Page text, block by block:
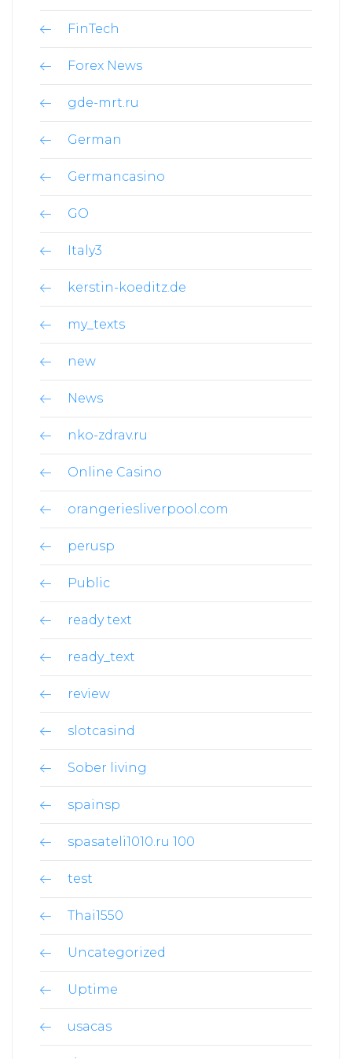
FinTech
Forex News
gde-mrt.ru
German
Germancasino
GO
Italy3
kerstin-koeditz.de
my_texts
new
News
nko-zdrav.ru
Online Casino
orangeriesliverpool.com
perusp
Public
ready text
ready_text
review
slotcasind
Sober living
spainsp
spasateli1010.ru 100
test
Thai1550
Uncategorized
Uptime
usacas